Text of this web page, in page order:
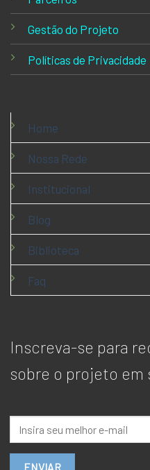
Gestão do Projeto
Políticas de Privacidade
Home
Nossa Rede
Institucional
Blog
Biblioteca
Faq
Inscreva-se para
sobre o projeto em